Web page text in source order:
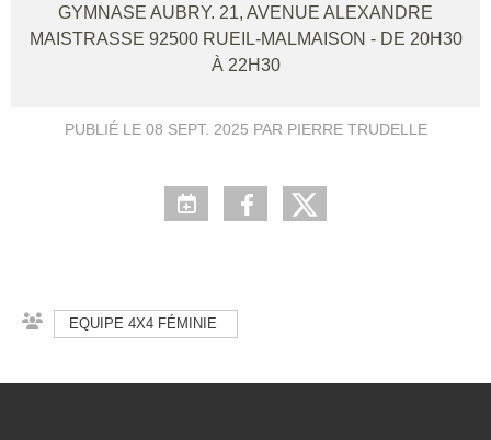
GYMNASE AUBRY. 21, AVENUE ALEXANDRE
MAISTRASSE 92500 RUEIL-MALMAISON - DE 20H30
À 22H30
PUBLIÉ LE 08 SEPT. 2025 PAR PIERRE TRUDELLE
EQUIPE 4X4 FÉMINIE